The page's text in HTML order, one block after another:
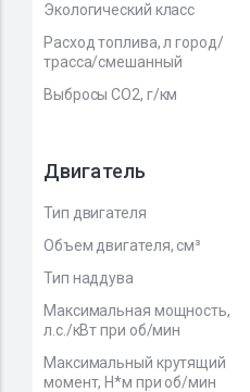
Экологический класс
Расход топлива, л город/
трасса/смешанный
Выбросы CO2, г/км
Двигатель
Тип двигателя
Объем двигателя, см³
Тип наддува
Максимальная мощность,
л.с./кВт при об/мин
Максимальный крутящий
момент, Н*м при об/мин